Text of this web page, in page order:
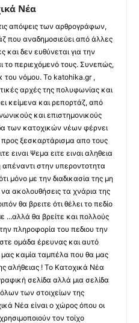
Νέα
απόψεις των αρθρογράφων,
που αναδημοσιεύει από άλλες
και δεν ευθύνεται για την
το περιεχόμενό τους. Συνεπώς,
του νόμου. Το katohika.gr ,
αρχές της πολυφωνίας και
κείμενα και ρεπορτάζ, από
και επιστημονικούς
των κατοχικών νέων φέρνει
ξεσκαρτάρισμα απο τους
ειναι Ψεμα ειτε ειναι αληθεια
στην υπεροντοτητα
μόνο με την διαδικασία της μη
ακολουθήσεις τα χνάρια της
θα βρειτε ότι θέλει το πεδίο
...αλλά θα βρείτε και πολλούς
πληροφορία του πεδιου την
ομάδα έρευνας και αυτό
μας καμία ταμπέλα που θα μας
αλήθειας ! Το Κατοχικά Νέα
σελίδα αλλά μια σελίδα
των στοιχείων της
Νέα είναι ο χώρος όπου οι
τον τοίχο